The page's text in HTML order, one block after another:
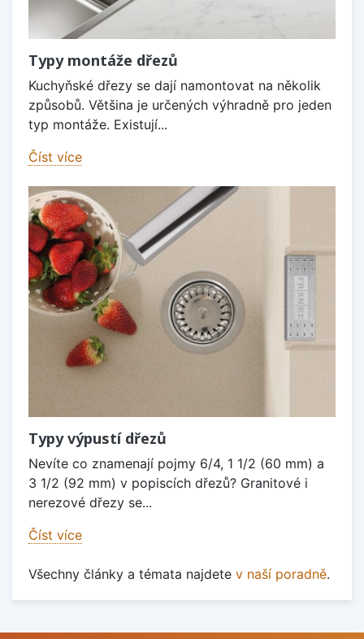
Typy montáže dřezů
Kuchyňské dřezy se dají namontovat na několik
způsobů. Většina je určených výhradně pro jeden
typ montáže. Existují...
Číst více
Typy výpustí dřezů
Nevíte co znamenají pojmy 6/4, 1 1/2 (60 mm) a
3 1/2 (92 mm) v popiscích dřezů? Granitové i
nerezové dřezy se...
Číst více
Všechny články a témata najdete v naší poradně.